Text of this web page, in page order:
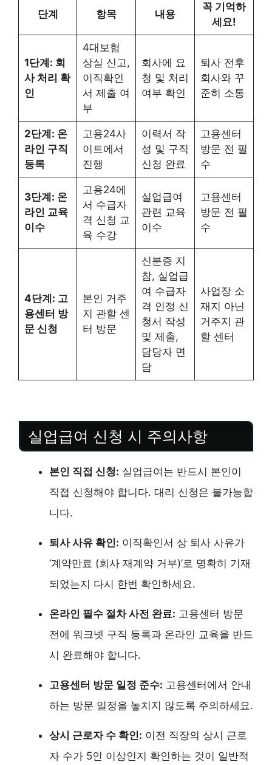
단계 항목 내용
꼭 기억하
세요!
1단계: 회
사 처리 확
인
4대보험
상실 신고,
이직확인
서 제출 여
부
회사에 요
청 및 처리
여부 확인
퇴사 전후
회사와 꾸
준히 소통
2단계: 온
라인 구직
등록
고용24사
이트에서
진행
이력서 작
성 및 구직
신청 완료
고용센터
방문 전 필
수
3단계: 온
라인 교육
이수
고용24에
서 수급자
격 신청 교
육 수강
실업급여
관련 교육
이수
고용센터
방문 전 필
수
4단계: 고
용센터 방
문 신청
본인 거주
지 관할 센
터 방문
신분증 지
참, 실업급
여 수급자
격 인정 신
청서 작성
및 제출,
담당자 면
담
사업장 소
재지 아닌
거주지 관
할 센터
실업급여 신청 시 주의사항
본인 직접 신청: 실업급여는 반드시 본인이
직접 신청해야 합니다. 대리 신청은 불가능합
니다.
퇴사 사유 확인: 이직확인서 상 퇴사 사유가
‘계약만료 (회사 재계약 거부)’로 명확히 기재
되었는지 다시 한번 확인하세요.
온라인 필수 절차 사전 완료: 고용센터 방문
전에 워크넷 구직 등록과 온라인 교육을 반드
시 완료해야 합니다.
고용센터 방문 일정 준수: 고용센터에서 안내
하는 방문 일정을 놓치지 않도록 주의하세요.
상시 근로자 수 확인: 이전 직장의 상시 근로
자 수가 5인 이상인지 확인하는 것이 일반적